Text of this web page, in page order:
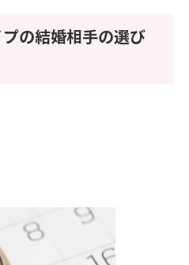
の結婚相手の選び